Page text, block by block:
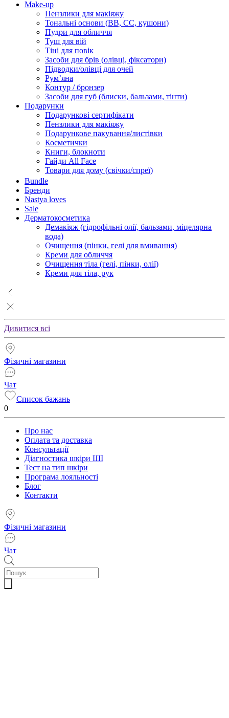
Make-up
Пензлики для макіяжу
Тональні основи (BB, CC, кушони)
Пудри для обличчя
Туш для вій
Тіні для повік
Засоби для брів (олівці, фіксатори)
Підводки/олівці для очей
Румʼяна
Контур / бронзер
Засоби для губ (блиски, бальзами, тінти)
Подарунки
Подарункові сертифікати
Пензлики для макіяжу
Подарункове пакування/листівки
Косметички
Книги, блокноти
Гайди All Face
Товари для дому (свічки/спреї)
Bundle
Бренди
Nastya loves
Sale
Дерматокосметика
Демакіяж (гідрофільні олії, бальзами, міцелярна
вода)
Очищення (пінки, гелі для вмивання)
Креми для обличчя
Очищення тіла (гелі, пінки, олії)
Креми для тіла, рук
Дивитися всі
Фізичні магазини
Чат
Список бажань
0
Про нас
Оплата та доставка
Консультації
Діагностика шкіри ШІ
Тест на тип шкіри
Програма лояльності
Блог
Контакти
Фізичні магазини
Чат
Пошук
товарів